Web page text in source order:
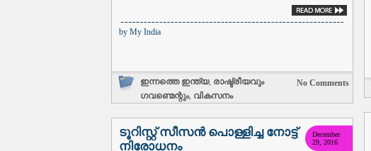
by My India
ഇന്നത്തെ ഇന്ത്യ, രാഷ്ട്രീയവും
ഗവണ്മെന്റും, വികസനം
No Comments
ടൂറിസ്റ്റ് സീസൻ പൊള്ളിച്ച നോട്ട്
നിരോധനം
December
29, 2016